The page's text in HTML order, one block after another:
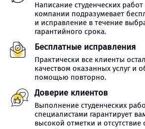
Написание студенческих
компании подразумевает
и исправление в течение
гарантийного срока.
Бесплатные исправления
Практически все клиенты
качеством оказанных услуг и
помощью повторно.
Доверие клиентов
Выполнение студенческих
специалистами гарантирует
высокой отметки и отсутствие